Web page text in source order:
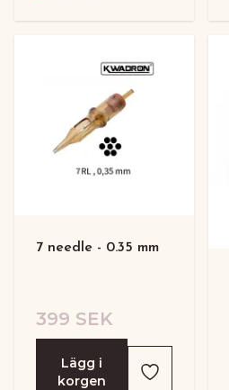
7 needle - 0.35 mm
399 SEK
Lägg i
korgen